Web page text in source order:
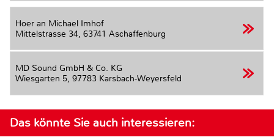
Hoer an Michael Imhof
Mittelstrasse 34, 63741 Aschaffenburg
MD Sound GmbH & Co. KG
Wiesgarten 5, 97783 Karsbach-Weyersfeld
Das könnte Sie auch interessieren: